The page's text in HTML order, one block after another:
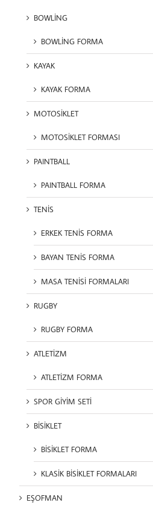
BOWLİNG
BOWLİNG FORMA
KAYAK
KAYAK FORMA
MOTOSİKLET
MOTOSİKLET FORMASI
PAINTBALL
PAINTBALL FORMA
TENİS
ERKEK TENİS FORMA
BAYAN TENİS FORMA
MASA TENİSİ FORMALARI
RUGBY
RUGBY FORMA
ATLETİZM
ATLETİZM FORMA
SPOR GİYİM SETİ
BİSİKLET
BİSİKLET FORMA
KLASİK BİSİKLET FORMALARI
EŞOFMAN